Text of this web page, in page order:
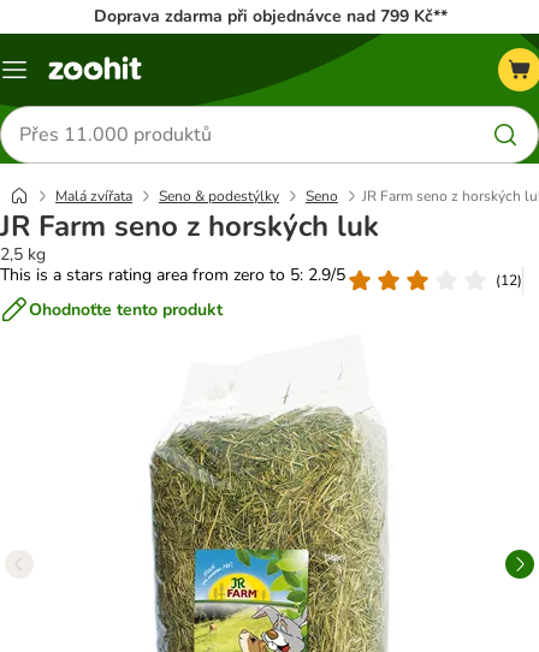
Doprava zdarma při objednávce nad 799 Kč**
Menu
Hledat
produkty
Malá zvířata Seno & podestýlky Seno JR Farm seno z horských
JR Farm seno z horských luk
2,5 kg
This is a stars rating area from zero to 5: 2.9/5
(12)
Ohodnoťte tento produkt